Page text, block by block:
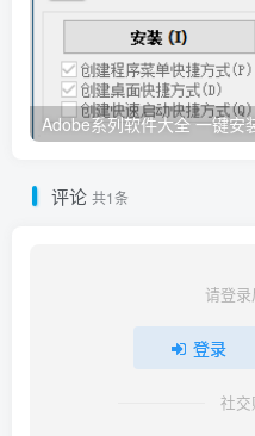
评论 共1条
请登
登录
社交